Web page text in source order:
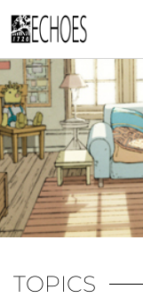
容
ス
キ
ッ
プ
TOPICS